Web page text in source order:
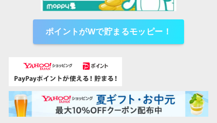
ポイントがWで貯まるモッピー！